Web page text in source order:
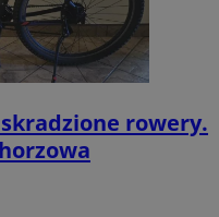
rowery.